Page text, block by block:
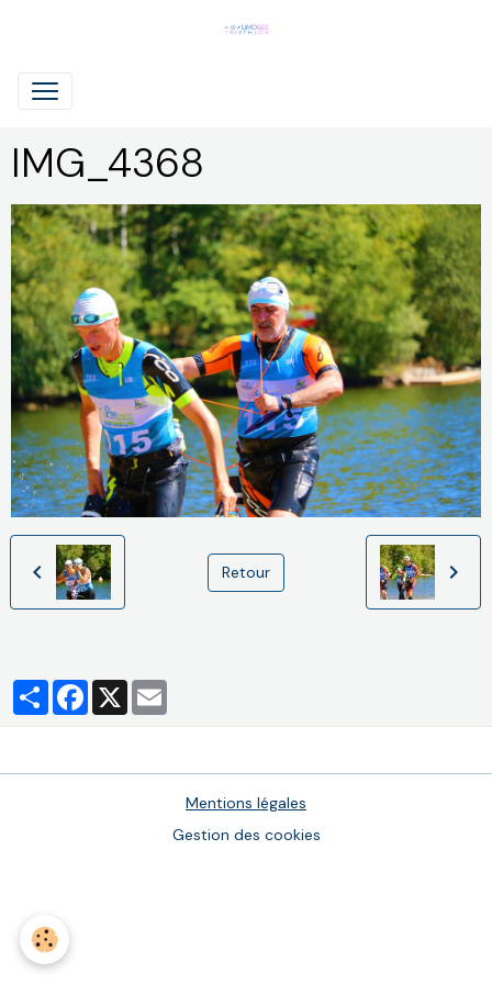
IMG_4368
Retour
PartagerFacebook
X
Mentions légales
Gestion des cookies